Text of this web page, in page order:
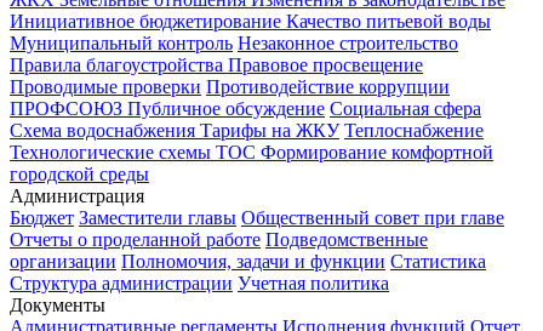
Инициативное бюджетирование Качество питьевой воды
Муниципальный контроль Незаконное строительство
Правила благоустройства Правовое просвещение
Проводимые проверки Противодействие коррупции
ПРОФСОЮЗ Публичное обсуждение Социальная сфера
Схема водоснабжения Тарифы на ЖКУ Теплоснабжение
Технологические схемы ТОС Формирование комфортной
городской среды
Администрация
Бюджет Заместители главы Общественный совет при главе
Отчеты о проделанной работе Подведомственные
организации Полномочия, задачи и функции Статистика
Структура администрации Учетная политика
Документы